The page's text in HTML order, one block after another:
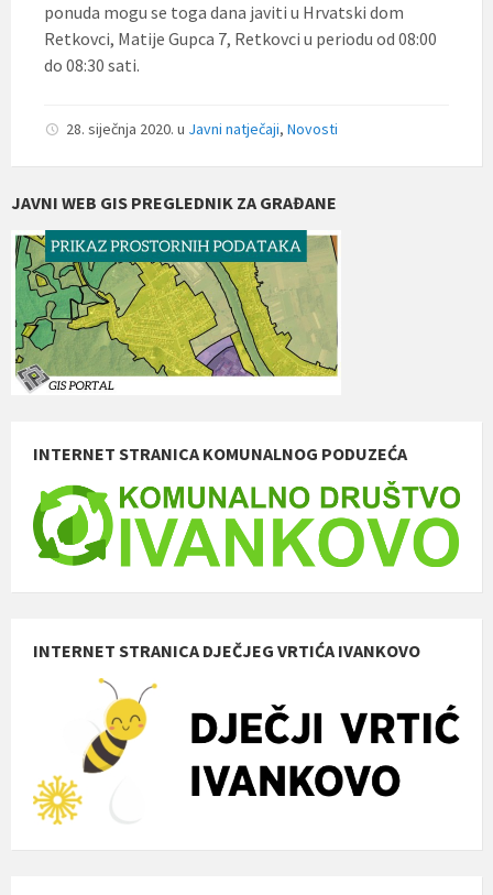
ponuda mogu se toga dana javiti u Hrvatski dom
Retkovci, Matije Gupca 7, Retkovci u periodu od 08:00
do 08:30 sati.
28. siječnja 2020. u Javni natječaji, Novosti
JAVNI WEB GIS PREGLEDNIK ZA GRAĐANE
INTERNET STRANICA KOMUNALNOG PODUZEĆA
INTERNET STRANICA DJEČJEG VRTIĆA IVANKOVO